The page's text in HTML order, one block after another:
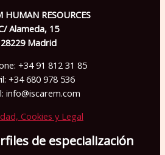
HUMAN RESOURCES
Alameda, 15
28229 Madrid
+34 91 812 31 85
+34 680 978 536
info@iscarem.com
Cookies y Legal
de especialización